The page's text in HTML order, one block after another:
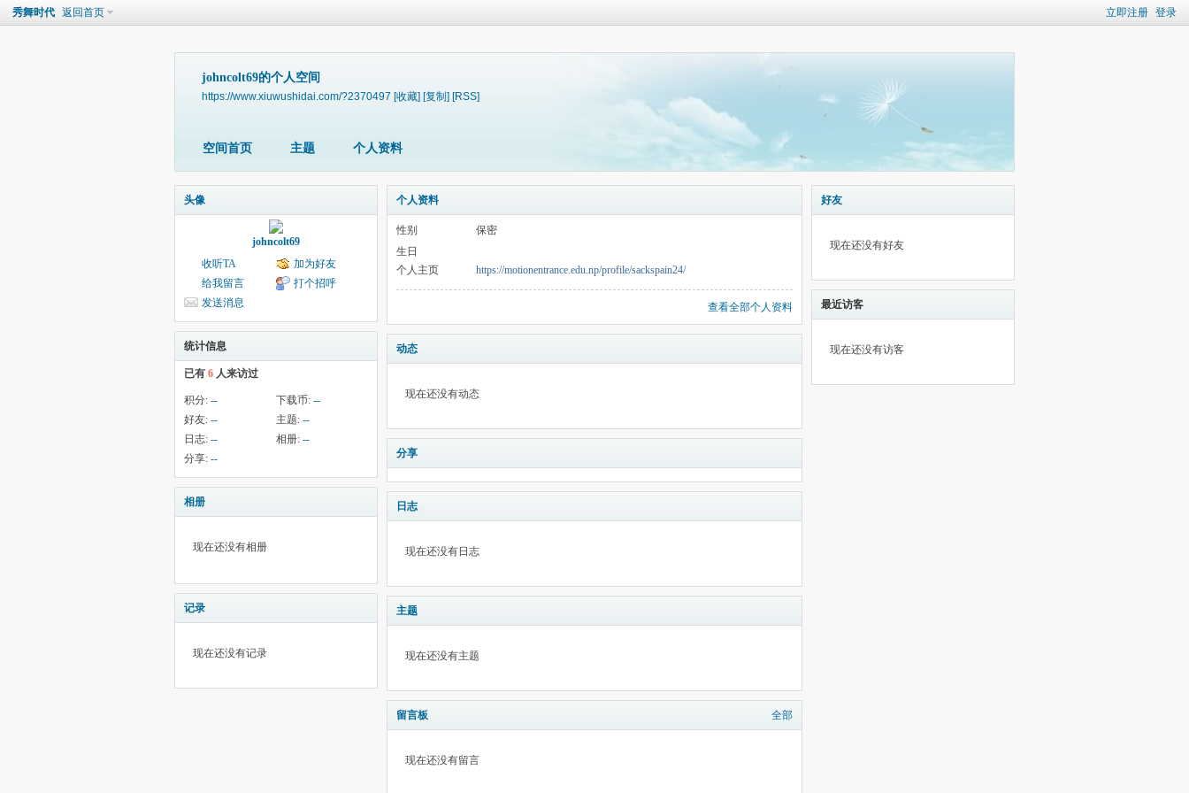
立即注册 登录
秀舞时代 返回首页
johncolt69的个人空间
https://www.xiuwushidai.com/?2370497 [收藏] [复制] [RSS]
空间首页 主题 个人资料
头像
johncolt69
收听TA
加为好友
给我留言
打个招呼
发送消息
统计信息
已有 6 人来访过
积分: -- 下载币: --
好友: -- 主题: --
日志: -- 相册: --
分享: --
相册
现在还没有相册
记录
现在还没有记录
个人资料
性别
保密
生日
个人主页
https://motionentrance.edu.np/profile/sackspain24/
查看全部个人资料
动态
现在还没有动态
分享
日志
现在还没有日志
主题
现在还没有主题
留言板 全部
现在还没有留言
好友
现在还没有好友
最近访客
现在还没有访客